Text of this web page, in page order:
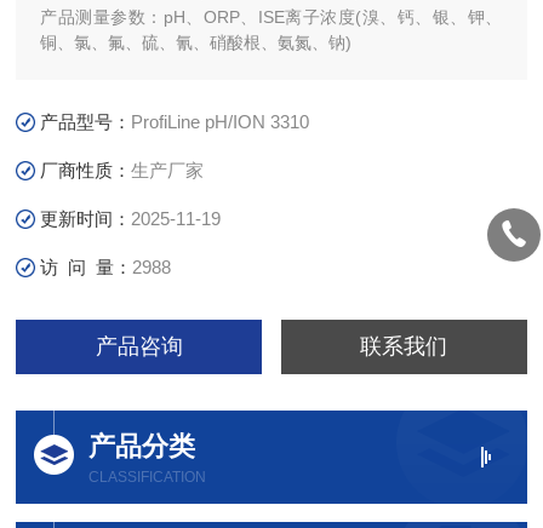
产品测量参数：pH、ORP、ISE离子浓度(溴、钙、银、钾、
铜、氯、氟、硫、氰、硝酸根、氨氮、钠)
产品型号： ProfiLine pH/ION 3310
厂商性质：生产厂家
更新时间： 2025-11-19
访 问 量： 2988
产品咨询 联系我们
产品分类
CLASSIFICATION